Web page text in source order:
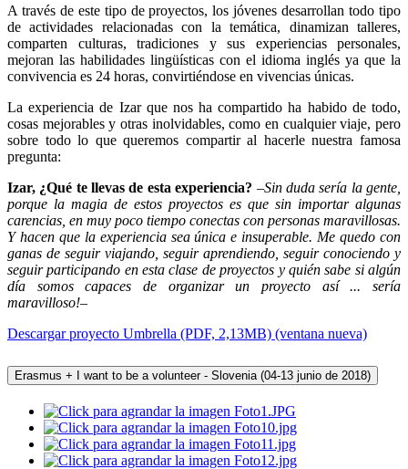
A través de este tipo de proyectos, los jóvenes desarrollan todo tipo
de actividades relacionadas con la temática, dinamizan talleres,
comparten culturas, tradiciones y sus experiencias personales,
mejoran las habilidades lingüísticas con el idioma inglés ya que la
convivencia es 24 horas, convirtiéndose en vivencias únicas.
La experiencia de Izar que nos ha compartido ha habido de todo,
cosas mejorables y otras inolvidables, como en cualquier viaje, pero
sobre todo lo que queremos compartir al hacerle nuestra famosa
pregunta:
Izar, ¿Qué te llevas de esta experiencia? –Sin duda sería la gente,
porque la magia de estos proyectos es que sin importar algunas
carencias, en muy poco tiempo conectas con personas maravillosas.
Y hacen que la experiencia sea única e insuperable. Me quedo con
ganas de seguir viajando, seguir aprendiendo, seguir conociendo y
seguir participando en esta clase de proyectos y quién sabe si algún
día somos capaces de organizar un proyecto así ... sería
maravilloso!–
Descargar proyecto Umbrella (PDF, 2,13MB) (ventana nueva)
Erasmus + I want to be a volunteer - Slovenia (04-13 junio de 2018)